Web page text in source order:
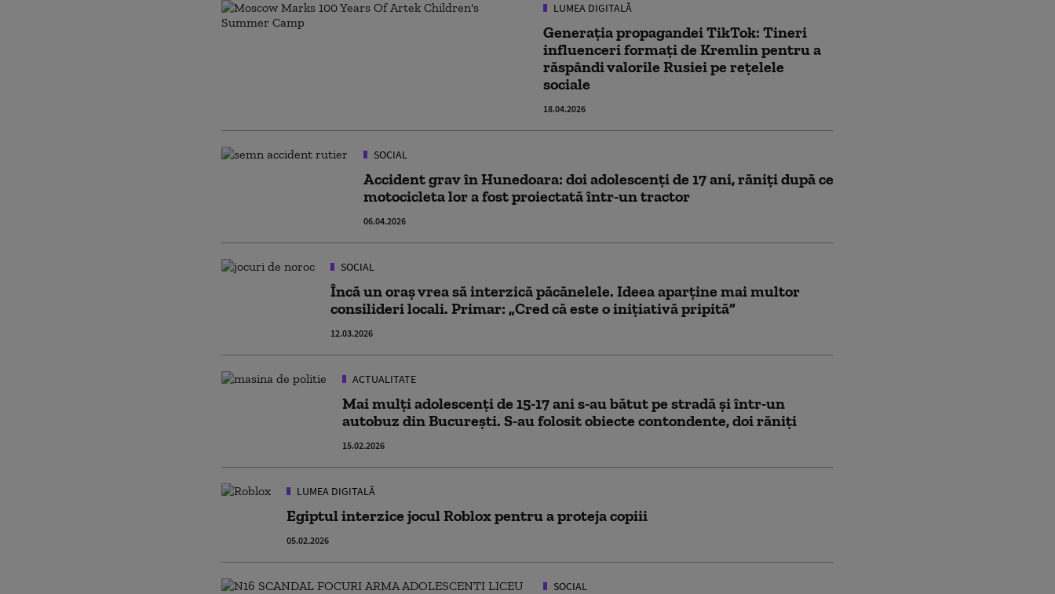
LUMEA DIGITALĂ
Generaţia propagandei TikTok: Tineri
influenceri formaţi de Kremlin pentru a
răspândi valorile Rusiei pe reţelele
sociale
18.04.2026
SOCIAL
Accident grav în Hunedoara: doi adolescenți de 17 ani, răniți după ce
motocicleta lor a fost proiectată într-un tractor
06.04.2026
SOCIAL
Încă un oraș vrea să interzică păcănelele. Ideea aparține mai multor
consilideri locali. Primar: „Cred că este o inițiativă pripită”
12.03.2026
ACTUALITATE
Mai mulţi adolescenţi de 15-17 ani s-au bătut pe stradă şi într-un
autobuz din Bucureşti. S-au folosit obiecte contondente, doi răniți
15.02.2026
LUMEA DIGITALĂ
Egiptul interzice jocul Roblox pentru a proteja copiii
05.02.2026
SOCIAL